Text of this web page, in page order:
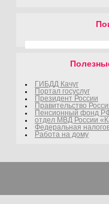
ГИБДД Качуг
Портал госуслуг
Президент России
Правительство
Пенсионный фонд
отдел МВД России
Федеральная
Работа на дому